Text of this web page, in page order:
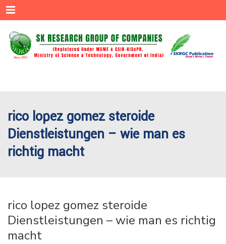
Menu
rico lopez gomez steroide
Dienstleistungen – wie man es
richtig macht
rico lopez gomez steroide
Dienstleistungen – wie man es richtig
macht